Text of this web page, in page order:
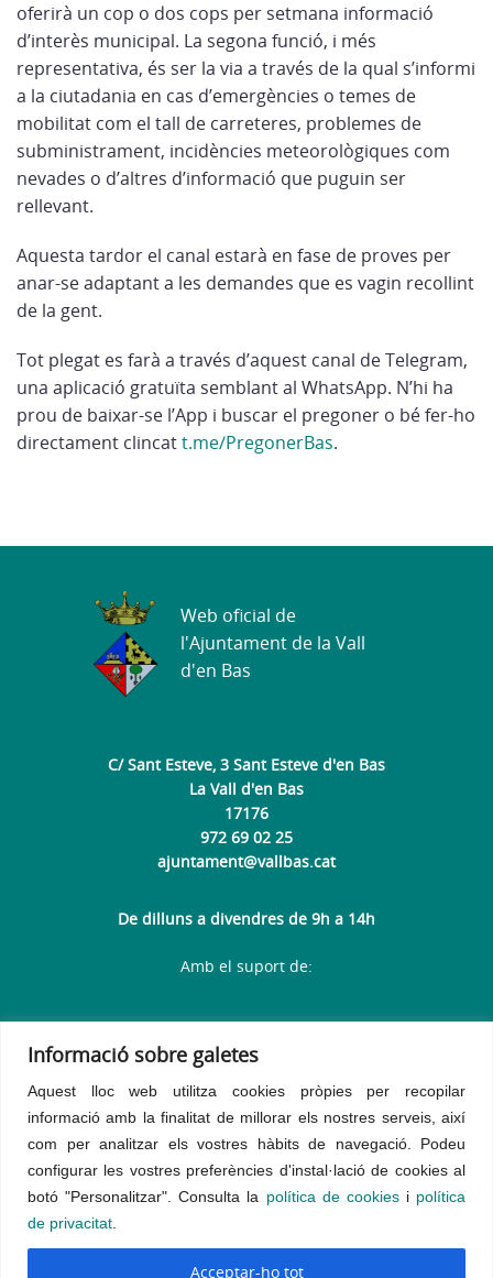
Informació sobre galetes
Aquest lloc web utilitza cookies pròpies per recopilar
informació amb la finalitat de millorar els nostres serveis, així
com per analitzar els vostres hàbits de navegació. Podeu
configurar les vostres preferències d'instal·lació de cookies al
botó "Personalitzar". Consulta la política de cookiesi política
de privacitat
Acceptar-ho tot
oferirà un cop o dos cops per setmana informació
d’interès municipal. La segona funció, i més
representativa, és ser la via a través de la qual s’informi
a la ciutadania en cas d’emergències o temes de
mobilitat com el tall de carreteres, problemes de
subministrament, incidències meteorològiques com
nevades o d’altres d’informació que puguin ser
rellevant.
Aquesta tardor el canal estarà en fase de proves per
anar-se adaptant a les demandes que es vagin recollint
de la gent.
Tot plegat es farà a través d’aquest canal de Telegram,
una aplicació gratuïta semblant al WhatsApp. N’hi ha
prou de baixar-se l’App i buscar el pregoner o bé fer-ho
directament clincatt.me/PregonerBas.
C/ Sant Esteve, 3 Sant Esteve d'en Bas
La Vall d'en Bas
17176
972 69 02 25
ajuntament@vallbas.cat
De dilluns a divendres de 9h a 14h
Web oficial de
l'Ajuntament de la Vall
d'en Bas
Amb el suport de: